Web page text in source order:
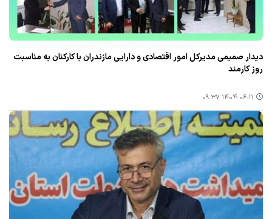
دیدار صمیمی مدیركل امور اقتصادی و دارایی مازندران با كاركنان به مناسبت
روز كارمند
۱۴۰۴-۰۶-۱۱ ۰۹:۳۷